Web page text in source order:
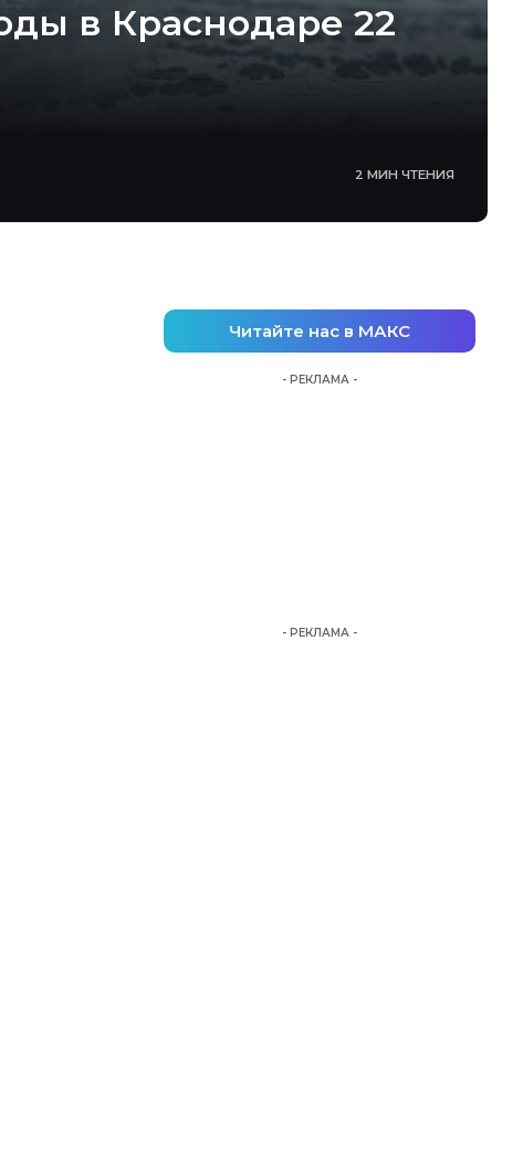
в Краснодаре 22
2 МИН ЧТЕНИЯ
Читайте нас в МАКС
- РЕКЛАМА -
- РЕКЛАМА -